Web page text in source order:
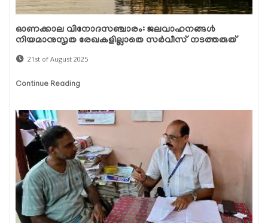
ഓണക്കാല വിനോദസഞ്ചാരം: ജലവാഹനങ്ങൾ
നിയമാനുസൃത രേഖകളില്ലാതെ സര്‍വീസ് നടത്തരുത്
21st of August 2025
Continue Reading